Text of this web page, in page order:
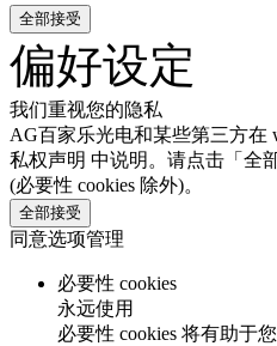
全部接受
偏好设定
我们重视您的隐私
AG百家乐光电和某些第三方在
私权声明 中说明。请点击「全
(必要性 cookies 除外)。
全部接受
同意选项管理
必要性 cookies
永远使用
必要性 cookies 将有助于